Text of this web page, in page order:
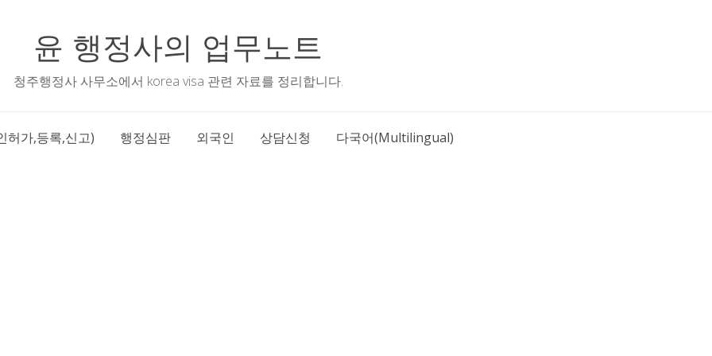
윤 행정사의 업무노트
청주행정사 사무소에서 korea visa 관련 자료를 정리합니다.
허가,등록,신고) 행정심판 외국인 상담신청 다국어(Multilingual)